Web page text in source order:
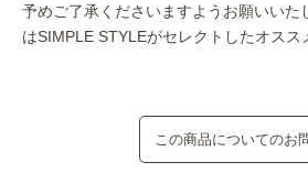
予めご了承くださいますようお願いいた
はSIMPLE STYLEがセレクトしたオスス
この商品についてのお